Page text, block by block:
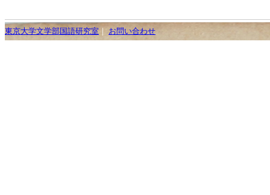
東京大学文学部国語研究室 お問い合わせ